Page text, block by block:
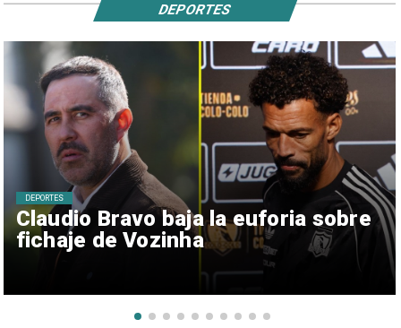
Claudio Bravo baja la euforia sobre
fichaje de Vozinha
DEPORTES
DEPORTES